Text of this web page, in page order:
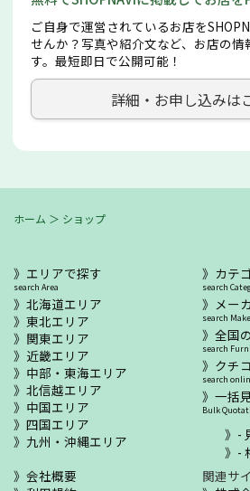
ご自身で運営されているお店を
せんか？写真や紹介文など、お店の情
す。最短即日で公開可能！
詳細・お申し込みは
ホーム ＞ ショップ
エリアで探す
search Area
北海道エリア
東北エリア
関東エリア
近畿エリア
中部・東海エリア
北信越エリア
中国エリア
四国エリア
九州・沖縄エリア
カテ
search
メー
search
全国
search
クチ
search
一括
Bulk
-
-
会社概要
関連サ